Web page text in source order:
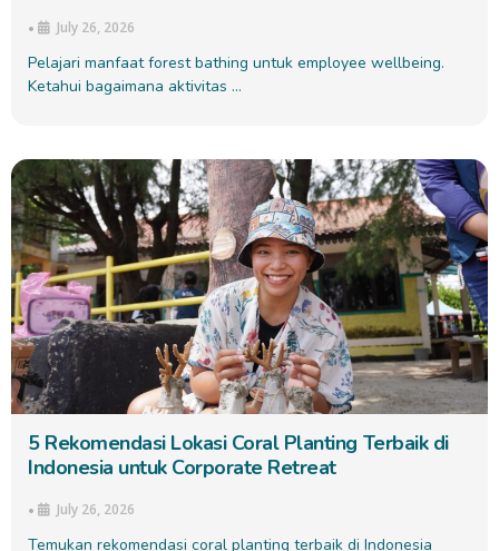
• July 26, 2026
Pelajari manfaat forest bathing untuk employee wellbeing.
Ketahui bagaimana aktivitas …
5 Rekomendasi Lokasi Coral Planting Terbaik di
Indonesia untuk Corporate Retreat
• July 26, 2026
Temukan rekomendasi coral planting terbaik di Indonesia